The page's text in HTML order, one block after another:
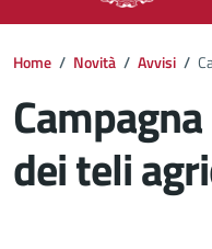
Home / Novità / Avvisi /
dei teli